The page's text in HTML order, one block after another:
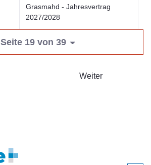
Grasmahd - Jahresvertrag
2027/2028
Seite 19 von 39
Weiter